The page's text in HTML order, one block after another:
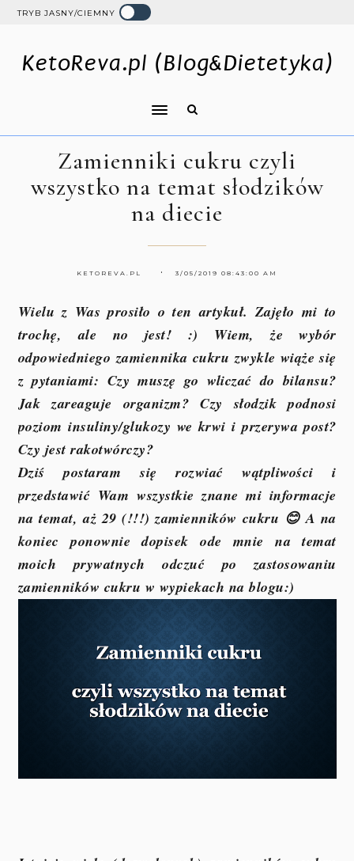
TRYB JASNY/CIEMNY
KetoReva.pl (Blog&Dietetyka)
Zamienniki cukru czyli
wszystko na temat słodzików
na diecie
KETOREVA.PL 3/05/2019 08:43:00 AM
Wielu z Was prosiło o ten artykuł. Zajęło mi to
trochę, ale no jest! :) Wiem, że wybór
odpowiedniego zamiennika cukru zwykle wiąże się
z pytaniami: Czy muszę go wliczać do bilansu?
Jak zareaguje organizm? Czy słodzik podnosi
poziom insuliny/glukozy we krwi i przerywa post?
Czy jest rakotwórczy?
Dziś postaram się rozwiać wątpliwości i
przedstawić Wam wszystkie znane mi informacje
na temat, aż 29 (!!!) zamienników cukru 😊 A na
koniec ponownie dopisek ode mnie na temat
moich prywatnych odczuć po zastosowaniu
zamienników cukru w wypiekach na blogu:)